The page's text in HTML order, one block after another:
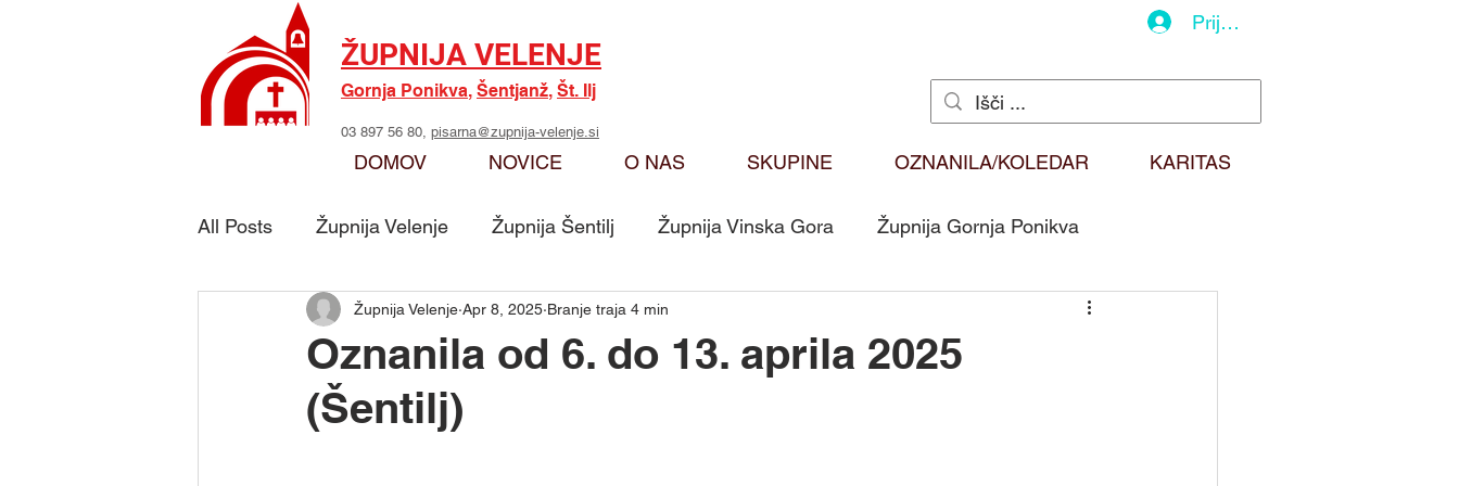
ŽUPNIJA VELENJE
Gornja Ponikva, Šentjanž, Št. Ilj
03 897 56 80, pisarna@zupnija-velenje.si
Prijava
DOMOV NOVICE O NAS SKUPINE OZNANILA/KOLEDAR KARITAS
All Posts Župnija Velenje Župnija Šentilj Župnija Vinska Gora Župnija Gornja Ponikva
Skupina - Možje sv. Jožefa Oznanila Karitas Duhovna misel
Skupina - Marijino delo
Oznanila od 6. do 13. aprila 2025
(Šentilj)
Župnija Velenje Apr 8, 2025 Branje traja 4 min